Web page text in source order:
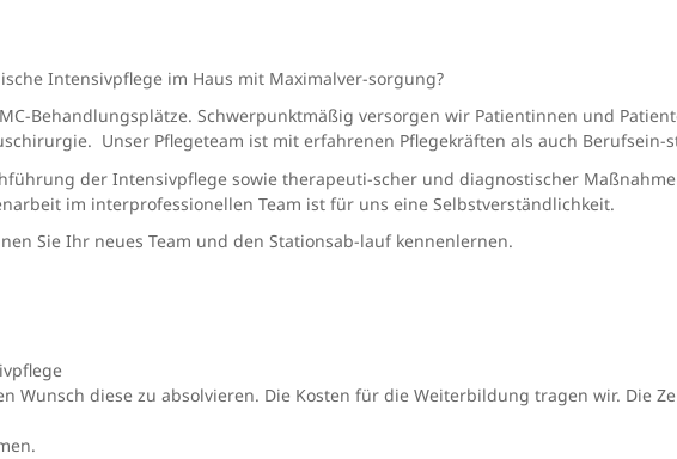
Intensivpflege im Haus mit Maximalver-sorgung?
Behandlungsplätze. Schwerpunktmäßig versorgen wir Patientinnen und
Unser Pflegeteam ist mit erfahrenen Pflegekräften als auch Berufsein-
der Intensivpflege sowie therapeuti-scher und diagnostischer
im interprofessionellen Team ist für uns eine Selbstverständlichkeit.
Sie Ihr neues Team und den Stationsab-lauf kennenlernen.
Wunsch diese zu absolvieren. Die Kosten für die Weiterbildung tragen wir. Die